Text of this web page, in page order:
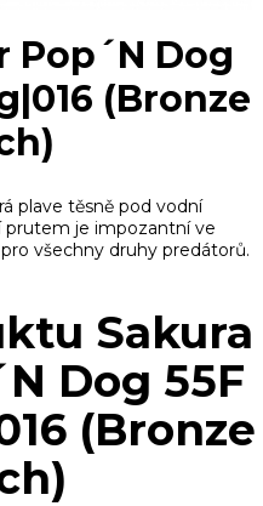
Pop´N Dog
(Bronze
plave těsně pod vodní
prutem je impozantní ve
všechny druhy predátorů.
Sakura
Dog 55F
(Bronze